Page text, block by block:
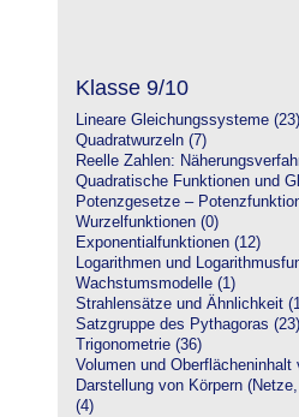
Klasse 9/10
Lineare Gleichungssysteme (23)
Quadratwurzeln (7)
Reelle Zahlen:
Quadratische Funktionen und
Potenzgesetze –
Wurzelfunktionen (0)
Exponentialfunktionen (12)
Logarithmen und
Wachstumsmodelle (1)
Strahlensätze und Ähnlichkeit
Satzgruppe des Pythagoras (23)
Trigonometrie (36)
Volumen und Oberflächeninhalt
Darstellung von Körpern
(4)